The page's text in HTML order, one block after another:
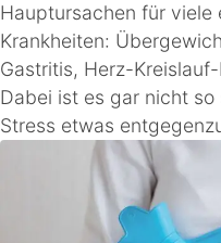
Hauptursachen für viele
Krankheiten:
Gastritis, Herz-
Dabei ist es gar nicht
Stress etwas